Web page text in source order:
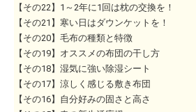
【その22】1～2年に1回は枕の交換を！
【その21】寒い日はダウンケットを！
【その20】毛布の種類と特徴
【その19】オススメの布団の干し方
【その18】湿気に強い除湿シート
【その17】涼しく感じる敷き布団
【その16】自分好みの固さと高さ